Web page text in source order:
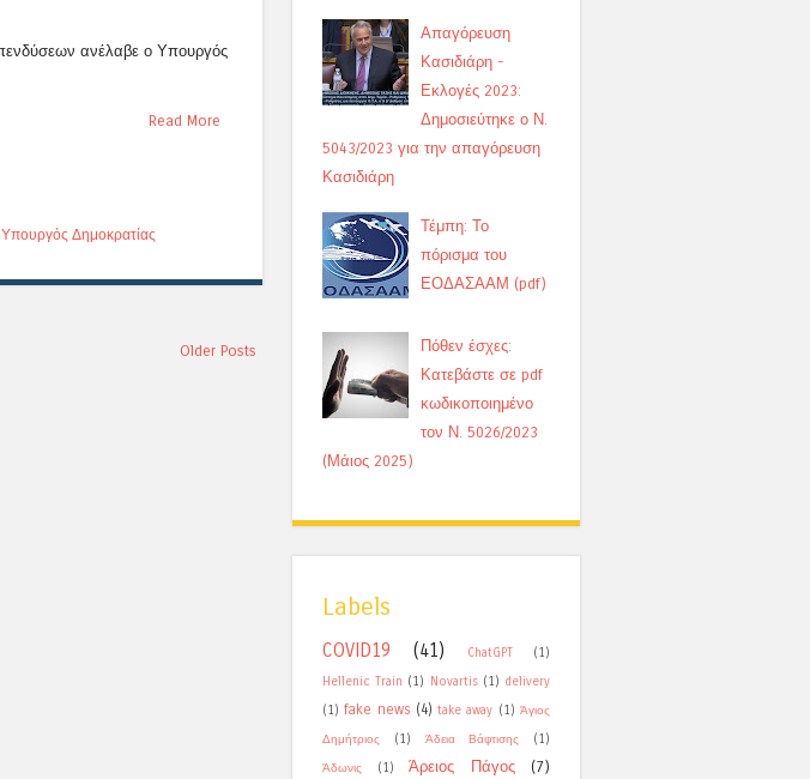
ανέλαβε ο Υπουργός
Read More
Υπουργός Δημοκρατίας
Older Posts
Απαγόρευση
Κασιδιάρη -
Εκλογές 2023:
Δημοσιεύτηκε ο Ν.
5043/2023 για την απαγόρευση
Κασιδιάρη
Τέμπη: Το
πόρισμα του
ΕΟΔΑΣΑΑΜ (pdf)
Πόθεν έσχες:
Κατεβάστε σε pdf
κωδικοποιημένο
τον Ν. 5026/2023
(Μάιος 2025)
Labels
COVID19 (41) ChatGPT
(1)
Hellenic Train (1) Novartis (1) delivery
(1) fake news (4) take away (1) Άγιος
Δημήτριος
(1) Άδεια Βάφτισης
(1)
Άδωνις
(1) Άρειος Πάγος (7)